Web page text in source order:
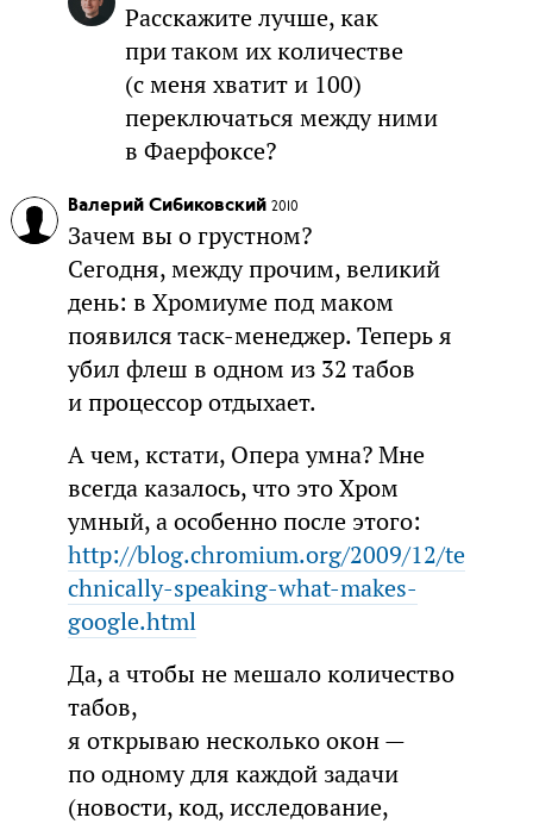
Расскажите лучше, как
при таком их количестве
(с меня хватит и 100)
переключаться между ними
в Фаерфоксе?
Валерий Сибиковский 2010
Зачем вы о грустном?
Сегодня, между прочим, великий
день: в Хромиуме под маком
появился таск-менеджер. Теперь я
убил флеш в одном из 32 табов
и процессор отдыхает.
А чем, кстати, Опера умна? Мне
всегда казалось, что это Хром
умный, а особенно после этого:
http://blog.chromium.org/2009/12/te
chnically-speaking-what-makes-
google.html
Да, а чтобы не мешало количество
табов,
я открываю несколько окон —
по одному для каждой задачи
(новости, код, исследование,